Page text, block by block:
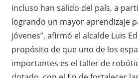
incluso han salido del país, a
logrando un mayor aprendizaje
jóvenes”, afirmó el alcalde Luis
propósito de que uno de los
importantes es el taller de